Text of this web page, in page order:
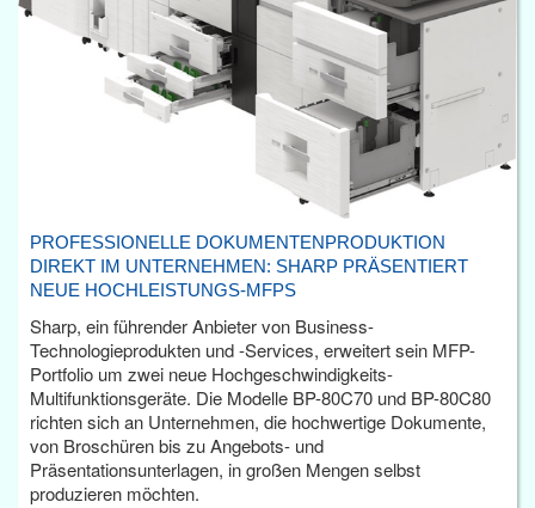
PROFESSIONELLE DOKUMENTENPRODUKTION
DIREKT IM UNTERNEHMEN: SHARP PRÄSENTIERT
NEUE HOCHLEISTUNGS-MFPS
Sharp, ein führender Anbieter von Business-
Technologieprodukten und -Services, erweitert sein MFP-
Portfolio um zwei neue Hochgeschwindigkeits-
Multifunktionsgeräte. Die Modelle BP-80C70 und BP-80C80
richten sich an Unternehmen, die hochwertige Dokumente,
von Broschüren bis zu Angebots- und
Präsentationsunterlagen, in großen Mengen selbst
produzieren möchten.